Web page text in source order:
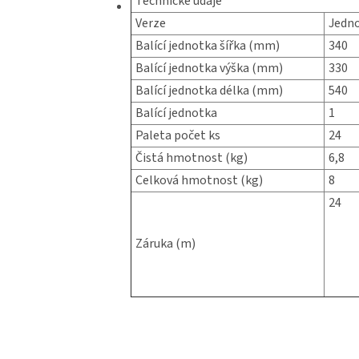
Verze
Balící jednotka šířka (mm)
340
Balící jednotka výška (mm)
330
Balící jednotka délka (mm)
540
Balící jednotka
1
Paleta počet ks
24
Čistá hmotnost (kg)
6,8
Celková hmotnost (kg)
8
Záruka (m)
24